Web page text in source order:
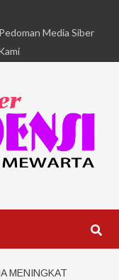
Pedoman Media Siber
MENINGKAT